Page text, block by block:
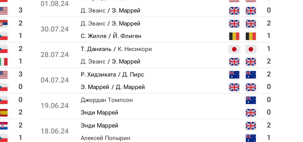
3
2
1
2
1
3
0
0
2
2
1
01.08.24
Д. Эванс Э. Маррей 0
30.07.24
Д. Эванс Э. Маррей 2
С. Жилле Й. Флиген 1
28.07.24
Т. Даниэль К. Нисикори 1
Д. Эванс Э. Маррей 2
04.07.24
Р. Хидзиката Д. Пирс 2
Э. Маррей Д. Маррей 0
19.06.24
Джордан Томпсон 0
Энди Маррей 0
18.06.24
Энди Маррей 2
Алексей Попырин 1